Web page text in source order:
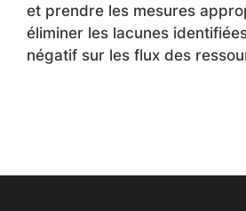
et prendre les mesures
éliminer les lacunes
négatif sur les flux des